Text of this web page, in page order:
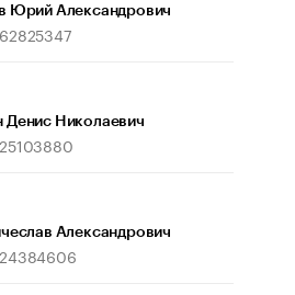
Юрий Александрович
Денис Николаевич
Александрович